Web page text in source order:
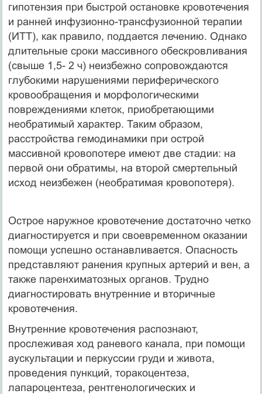
гипотензия при быстрой остановке кровотечения
и ранней инфузионно-трансфузионной терапии
(ИТТ), как правило, поддается лечению. Однако
длительные сроки массивного обескровливания
(свыше 1,5- 2 ч) неизбежно сопровождаются
глубокими нарушениями периферического
кровообращения и морфологическими
повреждениями клеток, приобретающими
необратимый характер. Таким образом,
расстройства гемодинамики при острой
массивной кровопотере имеют две стадии: на
первой они обратимы, на второй смертельный
исход неизбежен (необратимая кровопотеря).
Острое наружное кровотечение достаточно четко
диагностируется и при своевременном оказании
помощи успешно останавливается. Опасность
представляют ранения крупных артерий и вен, а
также паренхиматозных органов. Трудно
диагностировать внутренние и вторичные
кровотечения.
Внутренние кровотечения распознают,
прослеживая ход раневого канала, при помощи
аускультации и перкуссии груди и живота,
проведения пункций, торакоцентеза,
лапароцентеза, рентгенологических и